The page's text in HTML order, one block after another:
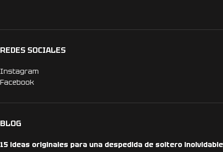
REDES SOCIALES
Instagram
Facebook
BLOG
15 ideas originales para una despedida de soltero inolvidable